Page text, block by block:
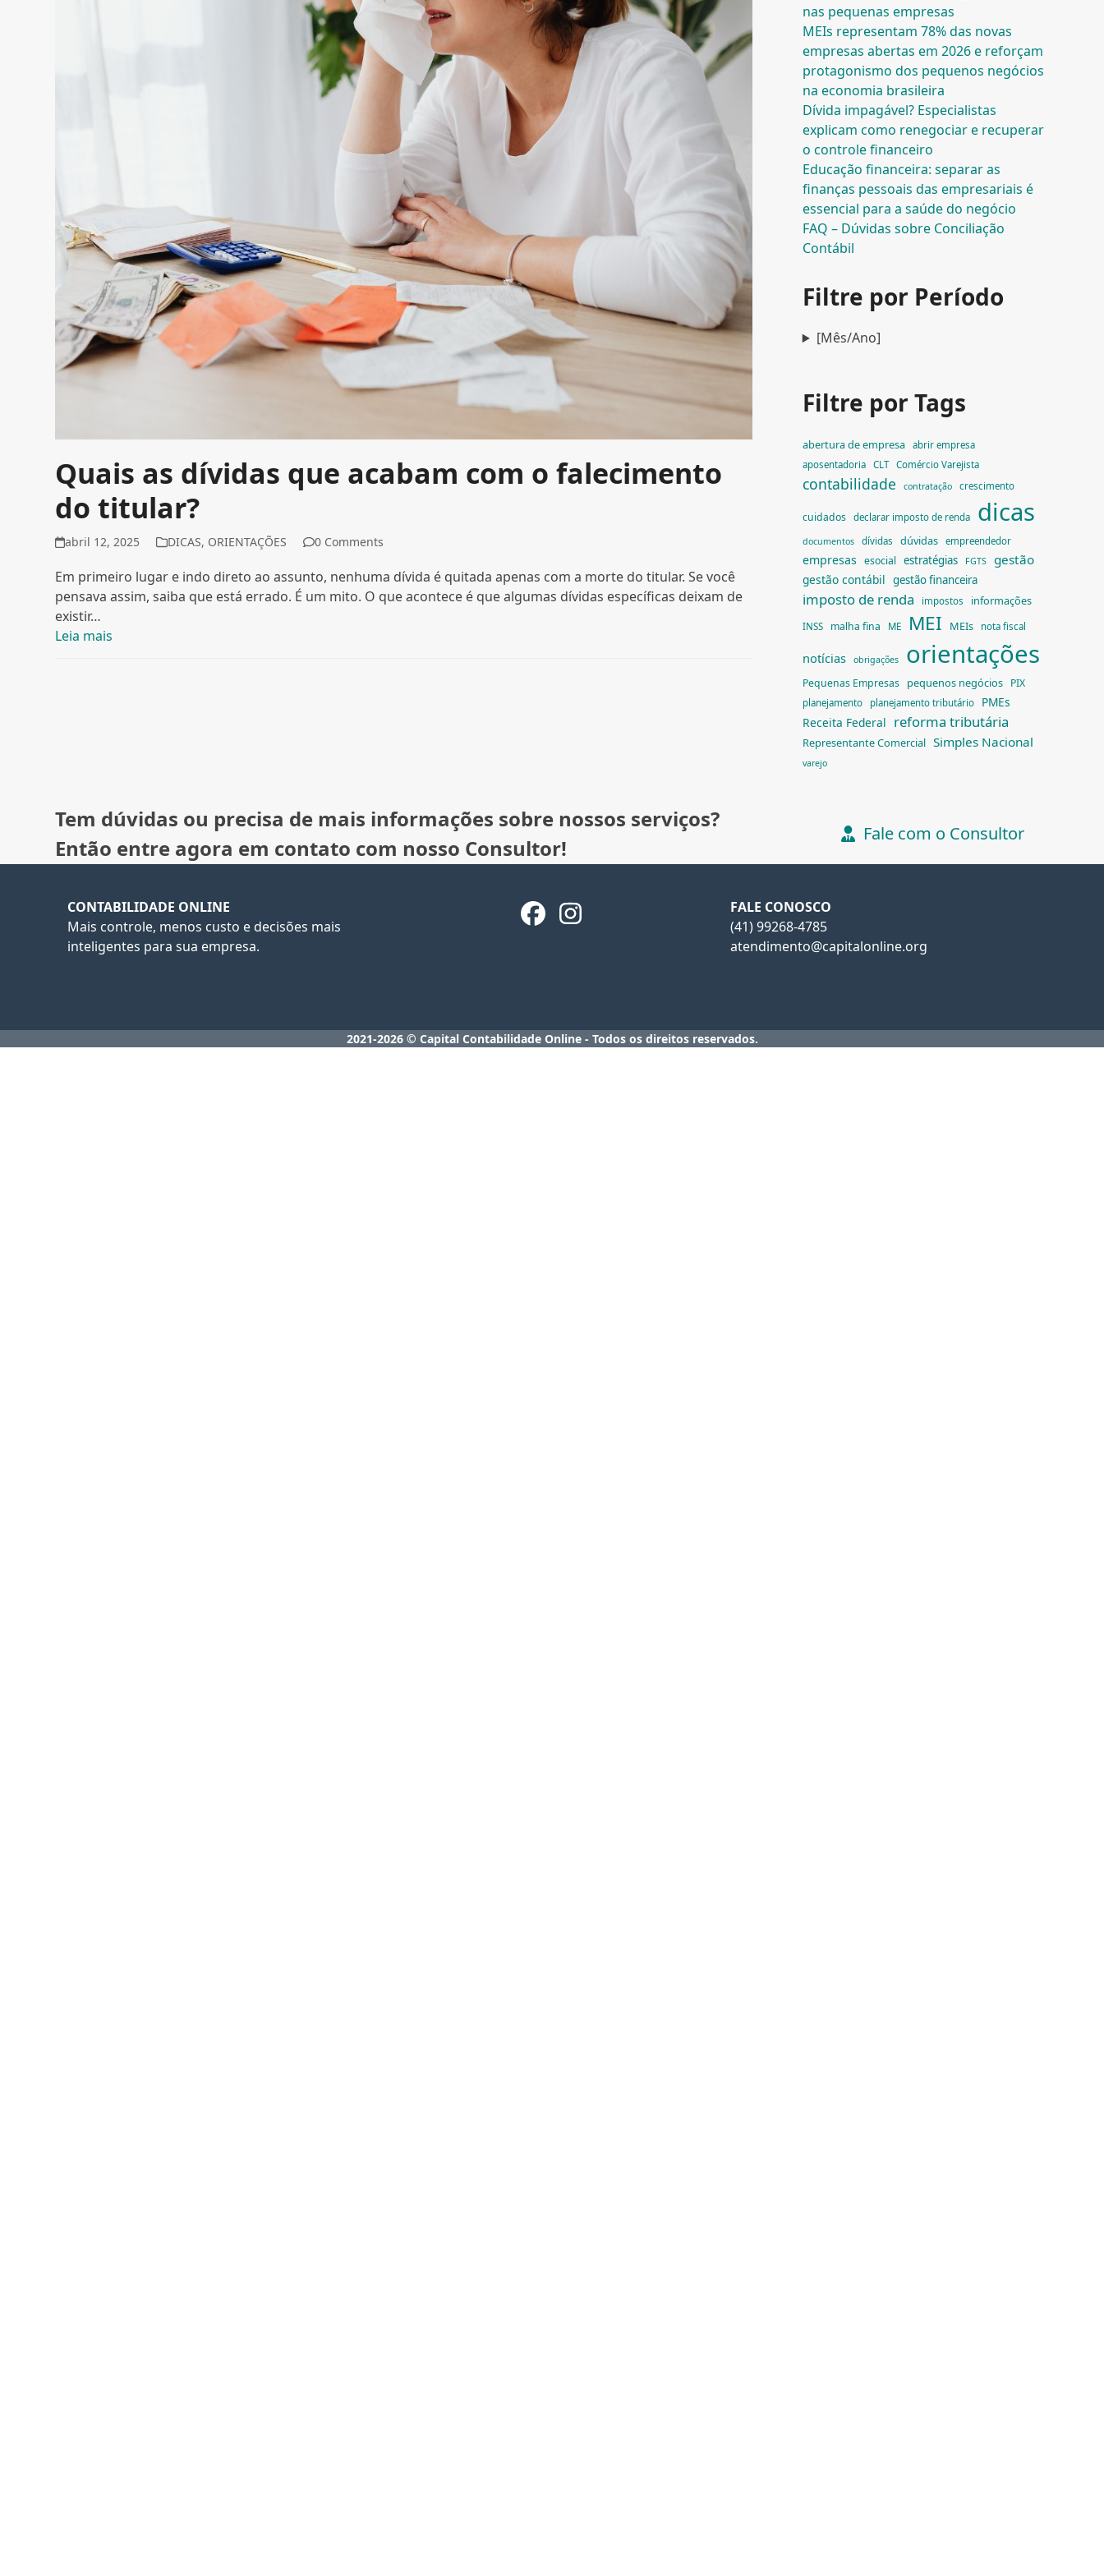
Quais as dívidas que acabam com o falecimento
do titular?
abril 12, 2025 DICAS, ORIENTAÇÕES 0 Comments
Em primeiro lugar e indo direto ao assunto, nenhuma dívida é quitada apenas com a morte do titular. Se você
pensava assim, saiba que está errado. É um mito. O que acontece é que algumas dívidas específicas deixam de
existir…
Leia mais
nas pequenas empresas
MEIs representam 78% das novas
empresas abertas em 2026 e reforçam
protagonismo dos pequenos negócios
na economia brasileira
Dívida impagável? Especialistas
explicam como renegociar e recuperar
o controle financeiro
Educação financeira: separar as
finanças pessoais das empresariais é
essencial para a saúde do negócio
FAQ – Dúvidas sobre Conciliação
Contábil
Filtre por Período
[Mês/Ano]
Filtre por Tags
abertura de empresa
abrir empresa
aposentadoria
CLT Comércio Varejista
contabilidade contratação crescimento
cuidados declarar imposto de renda dicas
documentos dívidas dúvidas empreendedor
empresas esocial estratégias FGTS gestão
gestão contábil gestão financeira
imposto de renda impostos informações
INSS malha fina ME MEI MEIs nota fiscal
notícias obrigações orientações
Pequenas Empresas pequenos negócios PIX
planejamento planejamento tributário
PMEs
Receita Federal reforma tributária
Representante Comercial Simples Nacional
varejo
Tem dúvidas ou precisa de mais informações sobre nossos serviços?
Então entre agora em contato com nosso Consultor!
Fale com o Consultor
CONTABILIDADE ONLINE
Mais controle, menos custo e decisões mais
inteligentes para sua empresa.
Facebook
Instagram
FALE CONOSCO
(41) 99268-4785
atendimento@capitalonline.org
2021-2026 © Capital Contabilidade Online - Todos os direitos reservados.